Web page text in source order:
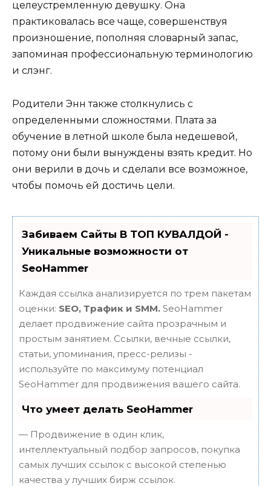
целеустремленную девушку. Она
практиковалась все чаще, совершенствуя
произношение, пополняя словарный запас,
запоминая профессиональную терминологию
и слэнг.
Родители Энн также столкнулись с
определенными сложностями. Плата за
обучение в летной школе была недешевой,
потому они были вынуждены взять кредит. Но
они верили в дочь и сделали все возможное,
чтобы помочь ей достичь цели.
Забиваем Сайты В ТОП КУВАЛДОЙ -
Уникальные возможности от
SeoHammer
Каждая ссылка анализируется по трем пакетам
оценки: SEO, Трафик и SMM. SeoHammer
делает продвижение сайта прозрачным и
простым занятием. Ссылки, вечные ссылки,
статьи, упоминания, пресс-релизы -
используйте по максимуму потенциал
SeoHammer для продвижения вашего сайта.
Что умеет делать SeoHammer
— Продвижение в один клик,
интеллектуальный подбор запросов, покупка
самых лучших ссылок с высокой степенью
качества у лучших бирж ссылок.